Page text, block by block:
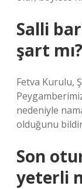
Salli
şart mı?
Fetva Kurulu,
nedeniyle
olduğunu
Son
yeterli